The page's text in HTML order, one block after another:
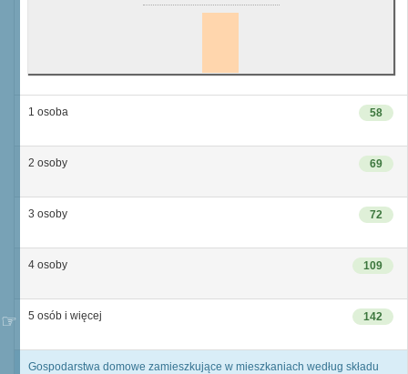
58
1 osoba
69
2 osoby
72
3 osoby
109
4 osoby
142
5 osób i więcej
Gospodarstwa domowe zamieszkujące w mieszkaniach według składu